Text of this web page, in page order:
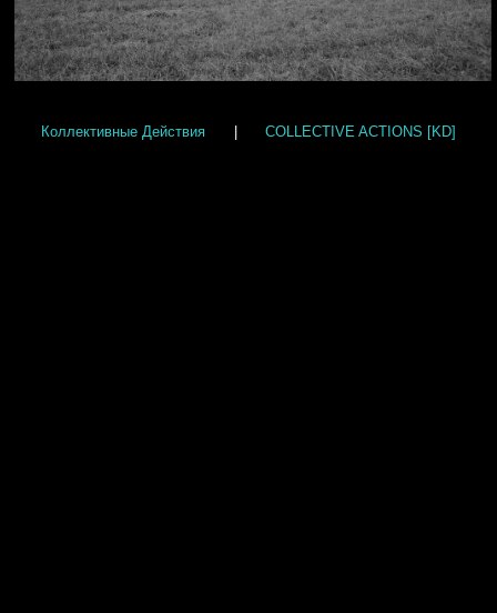
Коллективные Действия COLLECTIVE ACTIONS [KD]